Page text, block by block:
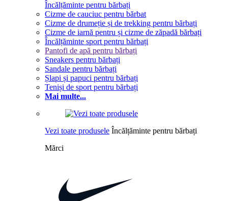
Încălțăminte pentru bărbați
Cizme de cauciuc pentru bărbat
Cizme de drumeție și de trekking pentru bărbați
Cizme de iarnă pentru și cizme de zăpadă bărbați
Încălțăminte sport pentru bărbați
Pantofi de apă pentru bărbați
Sneakers pentru bărbați
Sandale pentru bărbați
Șlapi și papuci pentru bărbați
Teniși de sport pentru bărbați
Mai multe...
Vezi toate produsele Încălțăminte pentru bărbați
Mărci